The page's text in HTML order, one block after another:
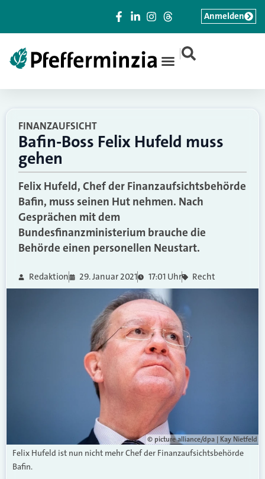
|
Anmelden
FINANZAUFSICHT
Bafin-Boss Felix Hufeld muss
gehen
Felix Hufeld, Chef der Finanzaufsichtsbehörde
Bafin, muss seinen Hut nehmen. Nach
Gesprächen mit dem
Bundesfinanzministerium brauche die
Behörde einen personellen Neustart.
Redaktion 29. Januar 2021 17:01 Uhr Recht
© picture alliance/dpa | Kay Nietfeld
Felix Hufeld ist nun nicht mehr Chef der Finanzaufsichtsbehörde
Bafin.